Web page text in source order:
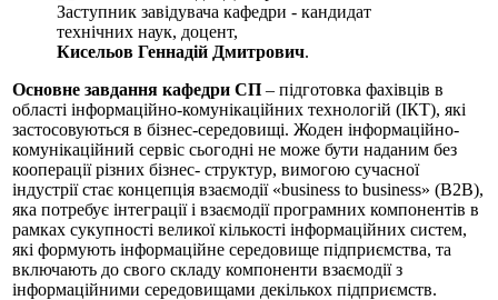
Заступник завідувача кафедри - кандидат
технічних наук, доцент,
Кисельов Геннадій Дмитрович.
Основне завдання кафедри СП – підготовка фахівців в
області інформаційно-комунікаційних технологій (ІКТ), які
застосовуються в бізнес-середовищі. Жоден інформаційно-
комунікаційний сервіс сьогодні не може бути наданим без
кооперації різних бізнес- структур, вимогою сучасної
індустрії стає концепція взаємодії «business to business» (В2В),
яка потребує інтеграції і взаємодії програмних компонентів в
рамках сукупності великої кількості інформаційних систем,
які формують інформаційне середовище підприємства, та
включають до свого складу компоненти взаємодії з
інформаційними середовищами декількох підприємств.